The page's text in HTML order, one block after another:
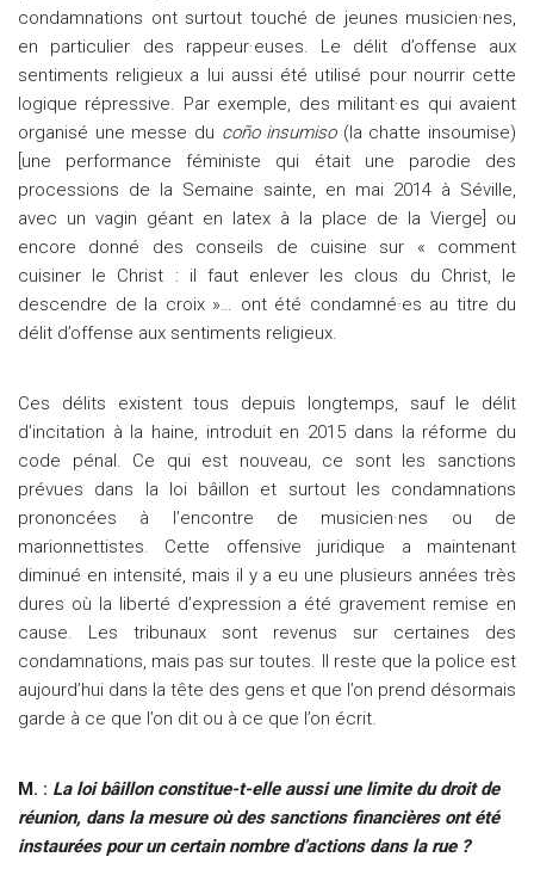
condamnations ont surtout touché de jeunes musicien·nes,
en particulier des rappeur·euses. Le délit d’offense aux
sentiments religieux a lui aussi été utilisé pour nourrir cette
logique répressive. Par exemple, des militant·es qui avaient
organisé une messe du coño insumiso(la chatte insoumise)
[une performance féministe qui était une parodie des
processions de la Semaine sainte, en mai 2014 à Séville,
avec un vagin géant en latex à la place de la Vierge] ou
encore donné des conseils de cuisine sur « comment
cuisiner le Christ : il faut enlever les clous du Christ, le
descendre de la croix »… ont été condamné·es au titre du
délit d’offense aux sentiments religieux.
Ces délits existent tous depuis longtemps, sauf le délit
d’incitation à la haine, introduit en 2015 dans la réforme du
code pénal. Ce qui est nouveau, ce sont les sanctions
prévues dans la loi bâillon et surtout les condamnations
prononcées à l’encontre de musicien·nes ou de
marionnettistes. Cette offensive juridique a maintenant
diminué en intensité, mais il y a eu une plusieurs années très
dures où la liberté d’expression a été gravement remise en
cause. Les tribunaux sont revenus sur certaines des
condamnations, mais pas sur toutes. Il reste que la police est
aujourd’hui dans la tête des gens et que l’on prend désormais
garde à ce que l’on dit ou à ce que l’on écrit.
M. : La loi bâillon constitue-t-elle aussi une limite du droit de
réunion, dans la mesure où des sanctions financières ont été
instaurées pour un certain nombre d’actions dans la rue ?